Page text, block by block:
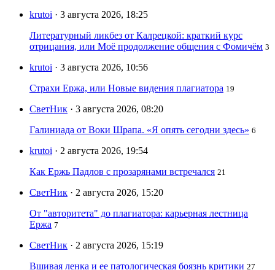
krutoi · 3 августа 2026, 18:25
Литературный ликбез от Калрецкой: краткий курс
отрицания, или Моё продолжение общения с Фомичём 3
krutoi · 3 августа 2026, 10:56
Страхи Ержа, или Новые видения плагиатора 19
СветНик · 3 августа 2026, 08:20
Галиниада от Воки Шрапа. «Я опять сегодни здесь» 6
krutoi · 2 августа 2026, 19:54
Как Ержь Падлов с прозарянами встречался 21
СветНик · 2 августа 2026, 15:20
От "авторитета" до плагиатора: карьерная лестница
Ержа 7
СветНик · 2 августа 2026, 15:19
Вшивая ленка и ее патологическая боязнь критики 27